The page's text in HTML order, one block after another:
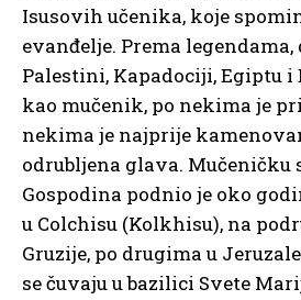
Isusovih učenika, koje
evanđelje. Prema legendama,
Palestini, Kapadociji, Egiptu
kao mučenik, po nekima je
nekima je najprije
odrubljena glava. Mučeničku
Gospodina podnio je oko
u Colchisu (Kolkhisu), na
Gruzije, po drugima u
se čuvaju u bazilici Svete